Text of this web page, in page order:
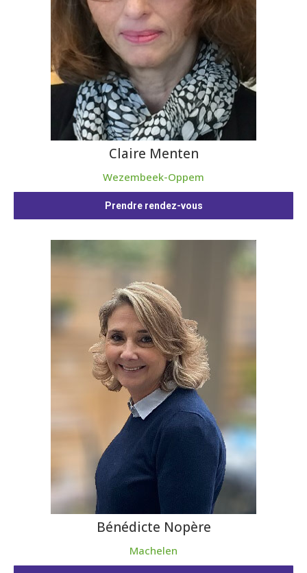
Claire Menten
Wezembeek-Oppem
Prendre rendez-vous
Bénédicte Nopère
Machelen